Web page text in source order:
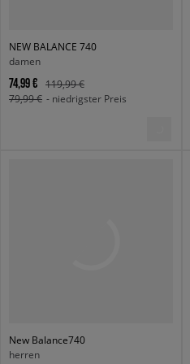
NEW BALANCE 740
damen
74,99 €
119,99 €
79,99 € - niedrigster Preis
New Balance740
herren